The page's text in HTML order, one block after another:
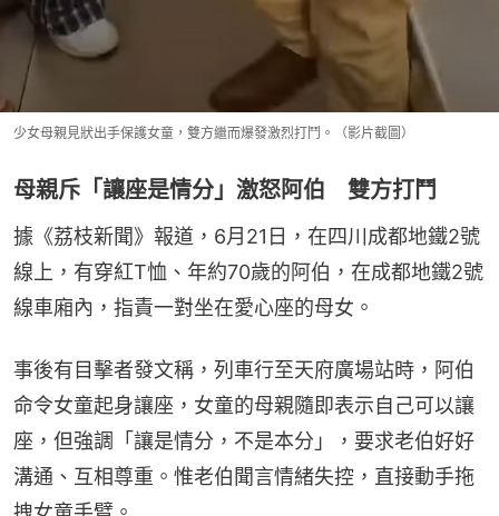
少女母親見狀出手保護女童，雙方繼而爆發激烈打鬥。（影片截圖）
母親斥「讓座是情分」激怒阿伯 雙方打鬥
據《荔枝新聞》報道，6月21日，在四川成都地鐵2號
線上，有穿紅T恤、年約70歲的阿伯，在成都地鐵2號
線車廂內，指責一對坐在愛心座的母女。
事後有目擊者發文稱，列車行至天府廣場站時，阿伯
命令女童起身讓座，女童的母親隨即表示自己可以讓
座，但強調「讓是情分，不是本分」，要求老伯好好
溝通、互相尊重。惟老伯聞言情緒失控，直接動手拖